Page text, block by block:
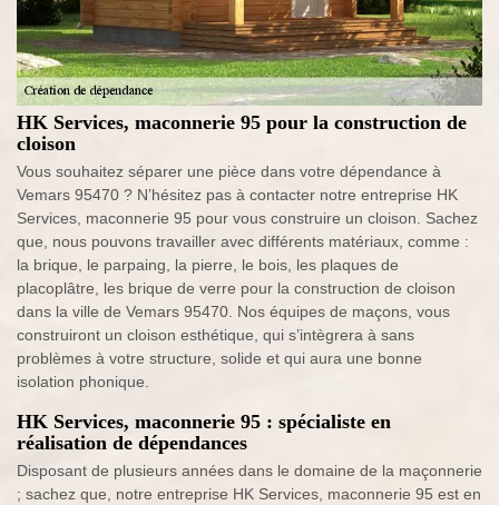
HK Services, maconnerie 95 pour la construction de
cloison
Vous souhaitez séparer une pièce dans votre dépendance à
Vemars 95470 ? N’hésitez pas à contacter notre entreprise HK
Services, maconnerie 95 pour vous construire un cloison. Sachez
que, nous pouvons travailler avec différents matériaux, comme :
la brique, le parpaing, la pierre, le bois, les plaques de
placoplâtre, les brique de verre pour la construction de cloison
dans la ville de Vemars 95470. Nos équipes de maçons, vous
construiront un cloison esthétique, qui s’intègrera à sans
problèmes à votre structure, solide et qui aura une bonne
isolation phonique.
HK Services, maconnerie 95 : spécialiste en
réalisation de dépendances
Disposant de plusieurs années dans le domaine de la maçonnerie
; sachez que, notre entreprise HK Services, maconnerie 95 est en